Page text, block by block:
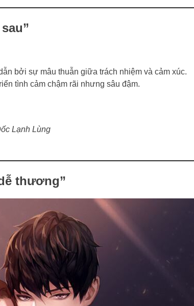
bởi sự mâu thuẫn giữa trách nhiệm và cảm xúc.
tình cảm chậm rãi nhưng sâu đậm.
Lạnh Lùng
thương”